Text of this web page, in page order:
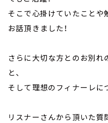
そこで心掛けていたことや
お話頂きました！
さらに大切な方とのお別れ
と、
そして理想のフィナーレに
リスナーさんから頂いた